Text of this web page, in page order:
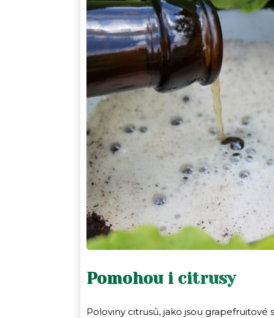
Pomohou i citrusy
Poloviny citrusů, jako jsou grapefruitové